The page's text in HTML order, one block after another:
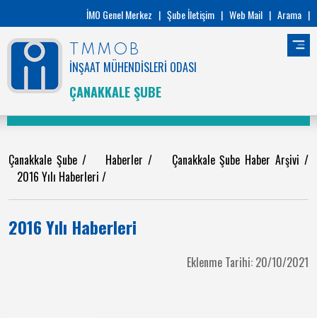
İMO Genel Merkez | Şube İletişim | Web Mail | Arama |
TMMOB
İNŞAAT MÜHENDİSLERİ ODASI
ÇANAKKALE ŞUBE
Çanakkale Şube / Haberler/ Çanakkale Şube Haber Arşivi/
2016 Yılı Haberleri /
2016 Yılı Haberleri
Eklenme Tarihi: 20/10/2021